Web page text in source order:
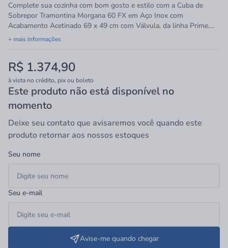
Complete sua cozinha com bom gosto e estilo com a Cuba de
Sobrepor Tramontina Morgana 60 FX em Aço Inox com
Acabamento Acetinado 69 x 49 cm com Válvula, da linha Prime.
Projetada em aço inox com acabamento acetinado, combina amplo
espaço interno com resistência e durabilidade. Acompanha válvula
praticidade nas tarefas do dia a dia, sem comprometer o visual
clean.
+ mais informações
R$ 1.374,90
à vista no crédito, pix ou boleto
Este produto não está disponível no
momento
Deixe seu contato que avisaremos você quando este
produto retornar aos nossos estoques
Seu nome
Seu e-mail
Avise-me quando chegar